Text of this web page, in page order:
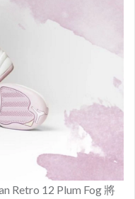
Retro 12 Plum Fog 將